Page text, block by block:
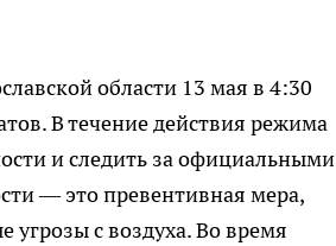
области 13 мая в 4:30
В течение действия режима
и следить за официальными
— это превентивная мера,
угрозы с воздуха. Во время